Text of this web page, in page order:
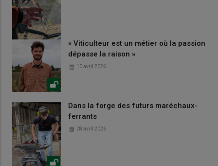
« Viticulteur est un métier où la passion
dépasse la raison »
10 avril 2026
Dans la forge des futurs maréchaux-
ferrants
08 avril 2026